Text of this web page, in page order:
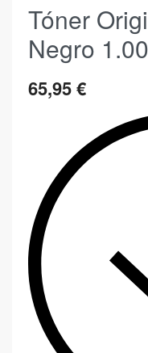
Tóner
Negro
65,95€